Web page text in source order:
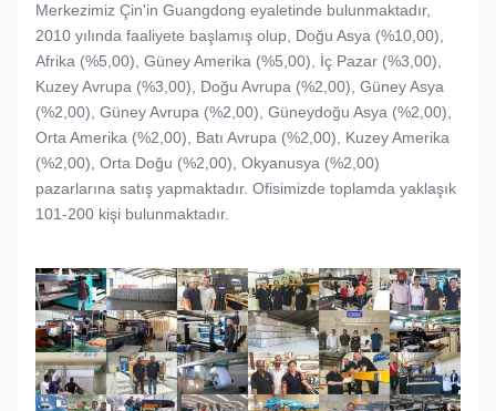
Merkezimiz Çin'in Guangdong eyaletinde bulunmaktadır,
2010 yılında faaliyete başlamış olup, Doğu Asya (%10,00),
Afrika (%5,00), Güney Amerika (%5,00), İç Pazar (%3,00),
Kuzey Avrupa (%3,00), Doğu Avrupa (%2,00), Güney Asya
(%2,00), Güney Avrupa (%2,00), Güneydoğu Asya (%2,00),
Orta Amerika (%2,00), Batı Avrupa (%2,00), Kuzey Amerika
(%2,00), Orta Doğu (%2,00), Okyanusya (%2,00)
pazarlarına satış yapmaktadır. Ofisimizde toplamda yaklaşık
101-200 kişi bulunmaktadır.